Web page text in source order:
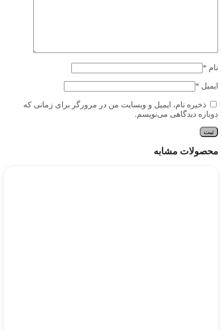
نام *
ایمیل *
ذخیره نام، ایمیل و وبسایت من در مرورگر برای زمانی که
دوباره دیدگاهی می‌نویسم.
محصولات مشابه